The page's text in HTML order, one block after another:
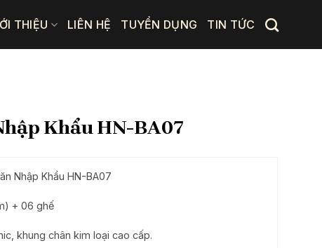
THIỆU LIÊN HỆ TUYỂN DỤNG TIN TỨC
Khẩu HN-BA07
Nhập Khẩu HN-BA07
+ 06 ghế
khung chân kim loại cao cấp.